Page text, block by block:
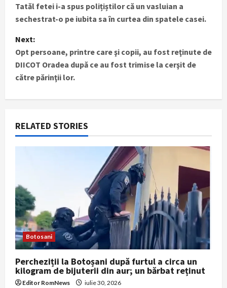
o
s
t
n
a
v
i
a
t
i
o
n
Tatăl fetei i-a spus polițiștilor că un vasluian a
sechestrat-o pe iubita sa în curtea din spatele casei.
Next:
Opt persoane, printre care şi copii, au fost reţinute de
DIICOT Oradea după ce au fost trimise la cerşit de
către părinţii lor.
RELATED STORIES
Botosani
Percheziții la Botoșani după furtul a circa un
kilogram de bijuterii din aur; un bărbat reținut
Editor RomNews iulie 30, 2026